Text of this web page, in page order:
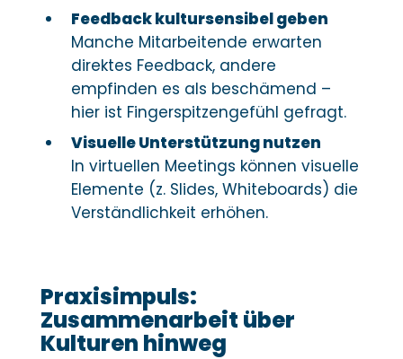
Feedback kultursensibel geben
Manche Mitarbeitende erwarten
direktes Feedback, andere
empfinden es als beschämend –
hier ist Fingerspitzengefühl gefragt.
Visuelle Unterstützung nutzen
In virtuellen Meetings können visuelle
Elemente (z. Slides, Whiteboards) die
Verständlichkeit erhöhen.
Praxisimpuls:
Zusammenarbeit über
Kulturen hinweg